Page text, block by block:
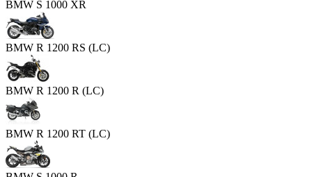
BMW S 1000 XR
BMW R 1200 RS (LC)
BMW R 1200 R (LC)
BMW R 1200 RT (LC)